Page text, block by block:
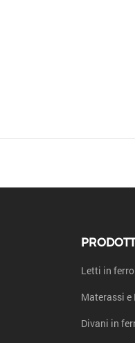
Letti in
Materassi e
Divani in